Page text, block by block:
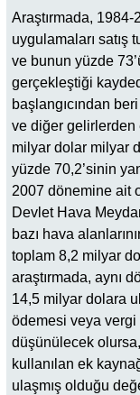
Araştırmada,
uygulamaları satış
ve bunun yüzde
gerçekleştiği
başlangıcından
ve diğer gelirlerden
milyar dolar milyar
yüzde 70,2’sinin
2007 dönemine ait
Devlet Hava
bazı hava
toplam 8,2 milyar
araştırmada, aynı
14,5 milyar dolara
ödemesi veya vergi
düşünülecek
kullanılan ek
ulaşmış olduğu